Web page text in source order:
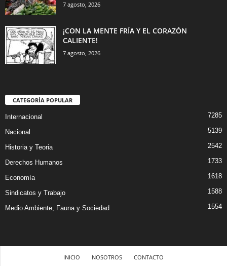
7 agosto, 2026
¡CON LA MENTE FRÍA Y EL CORAZÓN
CALIENTE!
7 agosto, 2026
CATEGORÍA POPULAR
Internacional 7285
Nacional 5139
Historia y Teoria 2542
Derechos Humanos 1733
Economía 1618
Sindicatos y Trabajo 1588
Medio Ambiente, Fauna y Sociedad 1554
INICIO NOSOTROS CONTACTO